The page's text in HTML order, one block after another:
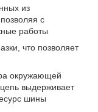
из
с
работы
что позволяет
окружающей
выдерживает
шины